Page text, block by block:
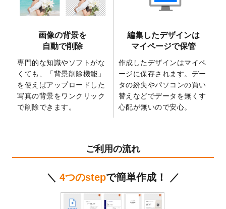
た。
を追加しました。
マスキングテープのデザインテンプレート
を追加しました。
2025/1/15
配置できるデータ形式が増えました。
（pdf、psd、eps、tifに対応）
2024/12/24
2025年版4月始まりのカレンダーデザイン
箔押し年賀状のデザインテンプレート
ステッカーのデザインテンプレート
しました。
2025年巳年の年賀状デザインテンプレート
画像の背景を
自動で削除
専門的な知識やソフトがな
くても、「背景削除機能」
を使えばアップロードした
写真の背景をワンクリック
で削除できます。
編集したデザインは
マイページで保管
作成したデザインはマイペ
ージに保存されます。デー
タの紛失やパソコンの買い
替えなどでデータを無くす
心配が無いので安心。
ご利用の流れ
＼ 4つのstepで簡単作成！ ／